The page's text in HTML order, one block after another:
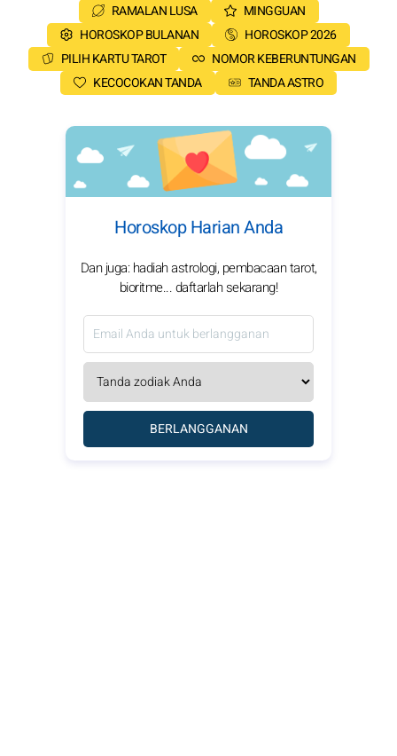
RAMALAN LUSA
MINGGUAN
HOROSKOP BULANAN
HOROSKOP 2026
PILIH KARTU TAROT
NOMOR KEBERUNTUNGAN
KECOCOKAN TANDA
TANDA ASTRO
Horoskop Harian Anda
Dan juga: hadiah astrologi, pembacaan tarot,
bioritme... daftarlah sekarang!
BERLANGGANAN